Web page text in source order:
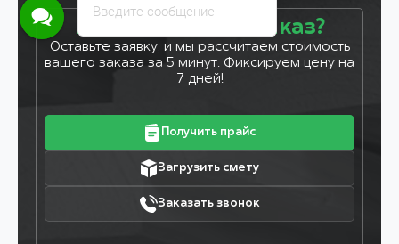
Готовы сделать заказ?
Оставьте заявку, и мы рассчитаем стоимость
вашего заказа за 5 минут. Фиксируем цену на
7 дней!
Получить прайс
Загрузить смету
Заказать звонок
Введите сообщение